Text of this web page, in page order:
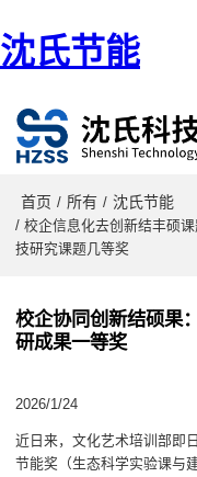
沈氏节能
首页 / 所有 / 沈氏节能
/ 校企信息化去创新结丰硕
技研究课题几等奖
校企协同创新结硕果
研成果一等奖
2026/1/24
近日来，文化艺术培训部即
节能奖（生态科学实验课与